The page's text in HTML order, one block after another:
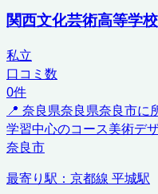
関西文化芸術高等学校
私立
口コミ数
0件
📍 奈良県奈良県奈良市に
学習中心のコース美術デ
奈良市
最寄り駅： 京都線 平城駅